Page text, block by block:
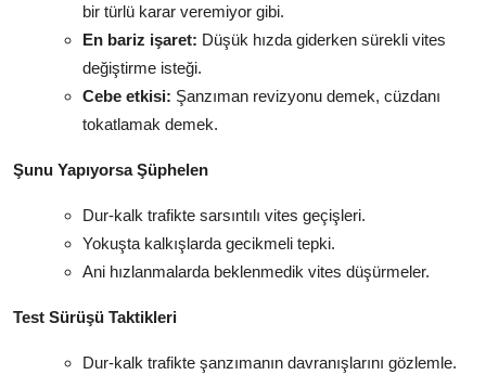
bir türlü karar veremiyor gibi.
En bariz işaret: Düşük hızda giderken sürekli vites
değiştirme isteği.
Cebe etkisi: Şanzıman revizyonu demek, cüzdanı
tokatlamak demek.
Şunu Yapıyorsa Şüphelen
Dur-kalk trafikte sarsıntılı vites geçişleri.
Yokuşta kalkışlarda gecikmeli tepki.
Ani hızlanmalarda beklenmedik vites düşürmeler.
Test Sürüşü Taktikleri
Dur-kalk trafikte şanzımanın davranışlarını gözlemle.